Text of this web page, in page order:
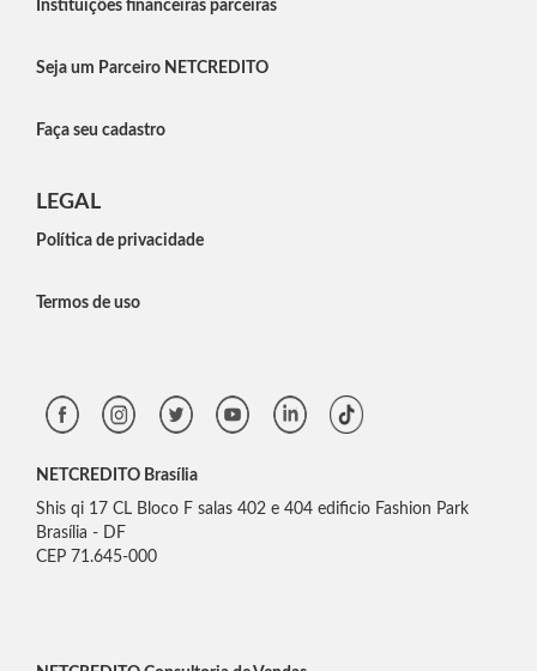
Instituições financeiras parceiras
Seja um Parceiro NETCREDITO
Faça seu cadastro
LEGAL
Política de privacidade
Termos de uso
NETCREDITO Brasília
Shis qi 17 CL Bloco F salas 402 e 404 edificio Fashion Park
Brasília - DF
CEP 71.645-000